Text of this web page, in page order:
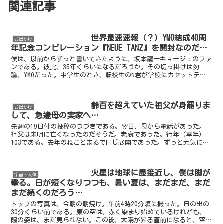
関連記事
お出かけ
世界最速速報（？）YMO結成40周
年記念コンピレーション『NEUE TANZ』を開封なのだ…
僕は、以前からずっと書いてきたように、坂本龍一キョージュのファ
ンである。彼此、35年くらいになるだろうか。その切っ掛けは勿
論、YMOだった。中学生のとき、転校生のN君が学校にカセットテー
お出かけ
齢百を超えていた祖父が身罷りま
して、急遽母の実家へ…
先週の19日付の投稿のつづきである。翌日、母から電話があった。
祖父は未明に亡くなったのだそうだ。老衰であった。行年（享年）
103である。去年のねことまるで同じ展開であった。ずっと元気にし
宇宙・天体
火星は地球に最接近し、僕は脚が
攣る。日が短くなりつつも、暑い夏は、まだまだ、まだ
まだ続くのだろう…
トップの写真は、今朝の朝焼け。午前4時20分頃に撮った。日の出の
30分くらい前である。東の空は、赤く染まり始めているけれども、
陽の姿は、まだ見られない。この後、太陽が昇る直前になると、空の